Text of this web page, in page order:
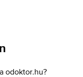
odoktor.hu?